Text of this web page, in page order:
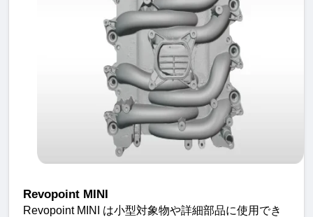
Revopoint MINI
Revopoint MINI は小型対象物や詳細部品に使用でき